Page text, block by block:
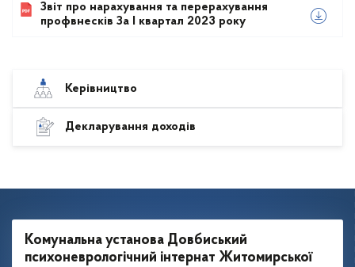
Звіт про нарахування та перерахування
профвнесків За І квартал 2023 року
Керівництво
Декларування доходів
Комунальна установа Довбиський
психоневрологічний інтернат Житомирської